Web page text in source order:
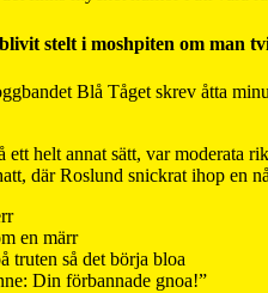
stelt i moshpiten om man
Blå Tåget skrev åtta
helt annat sätt, var moderata
där Roslund snickrat ihop en
en märr
truten så det börja bloa
Din förbannade gnoa!”